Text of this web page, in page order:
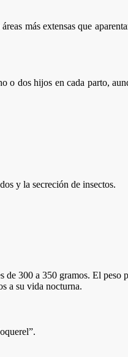
más extensas que
o dos hijos en cada parto,
y la secreción de insectos.
300 a 350 gramos. El peso
a su vida nocturna.